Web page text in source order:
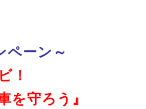
ペーン～
！
を守ろう』